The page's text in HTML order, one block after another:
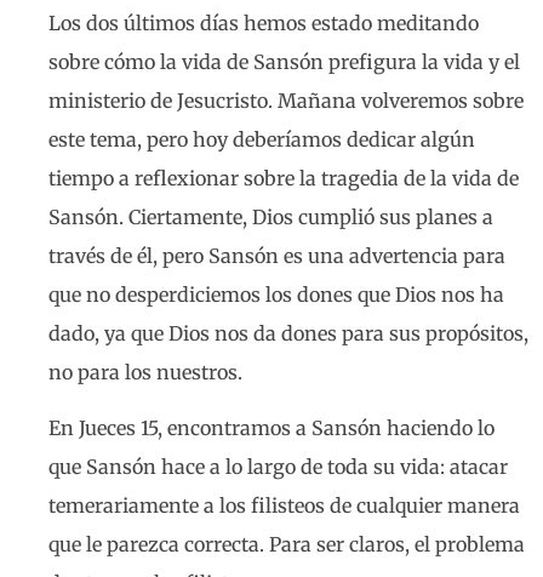
Los dos últimos días hemos estado meditando
sobre cómo la vida de Sansón prefigura la vida y el
ministerio de Jesucristo. Mañana volveremos sobre
este tema, pero hoy deberíamos dedicar algún
tiempo a reflexionar sobre la tragedia de la vida de
Sansón. Ciertamente, Dios cumplió sus planes a
través de él, pero Sansón es una advertencia para
que no desperdiciemos los dones que Dios nos ha
dado, ya que Dios nos da dones para sus propósitos,
no para los nuestros.
En Jueces 15, encontramos a Sansón haciendo lo
que Sansón hace a lo largo de toda su vida: atacar
temerariamente a los filisteos de cualquier manera
que le parezca correcta. Para ser claros, el problema